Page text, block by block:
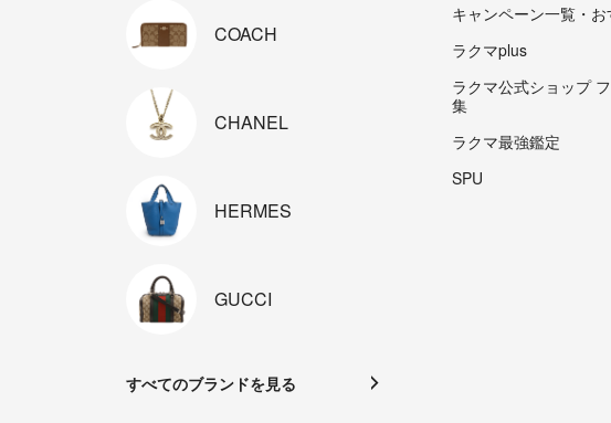
COACH
CHANEL
HERMES
GUCCI
すべてのブランドを見る
キャンペーン一覧・
ラクマplus
ラクマ公式ショップ
集
ラクマ最強鑑定
SPU